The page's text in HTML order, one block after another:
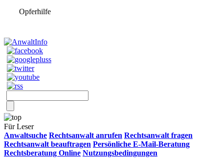
Opferhilfe
Für Leser
Anwaltsuche Rechtsanwalt anrufen Rechtsanwalt fragen
Rechtsanwalt beauftragen Persönliche E-Mail-Beratung
Rechtsberatung Online Nutzungsbedingungen